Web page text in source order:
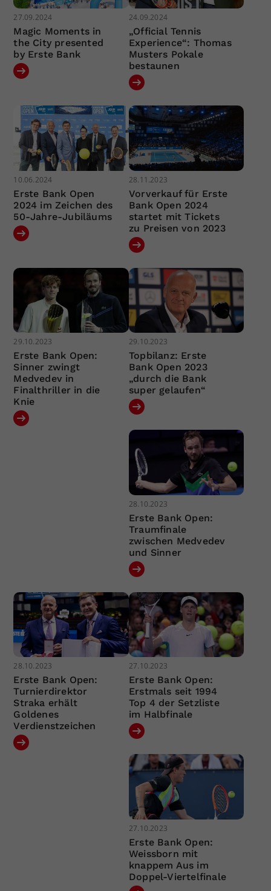
27.09.2024
Magic Moments in
the City presented
by Erste Bank
24.09.2024
„Official Tennis
Experience“: Thomas
Musters Pokale
bestaunen
10.06.2024
Erste Bank Open
2024 im Zeichen des
50-Jahre-Jubiläums
28.11.2023
Vorverkauf für Erste
Bank Open 2024
startet mit Tickets
zu Preisen von 2023
29.10.2023
Erste Bank Open:
Sinner zwingt
Medvedev in
Finalthriller in die
Knie
29.10.2023
Topbilanz: Erste
Bank Open 2023
„durch die Bank
super gelaufen“
28.10.2023
Erste Bank Open:
Traumfinale
zwischen Medvedev
und Sinner
28.10.2023
Erste Bank Open:
Turnierdirektor
Straka erhält
Goldenes
Verdienstzeichen
27.10.2023
Erste Bank Open:
Erstmals seit 1994
Top 4 der Setzliste
im Halbfinale
27.10.2023
Erste Bank Open:
Weissborn mit
knappem Aus im
Doppel-Viertelfinale